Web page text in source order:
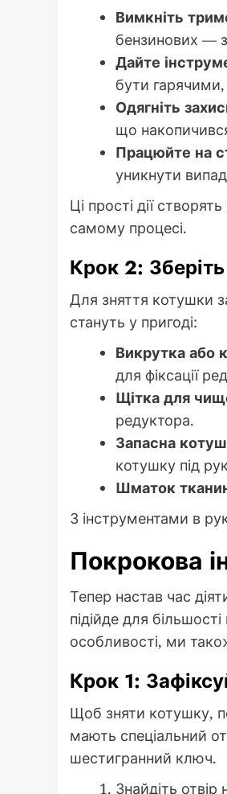
Вимкніть
бензинових —
Дайте
бути
Одягніть
що
Працюйте на
уникнути
Ці прості дії
самому процесі.
Крок 2: Зберіть
Для зняття котушки
стануть у пригоді:
Викрутка або
для фіксації
Щітка для
редуктора.
Запасна
котушку під
Шматок
З інструментами в
Покрокова
Тепер настав час
підійде для
особливості, ми
Крок 1:
Щоб зняти котушку,
мають спеціальний
шестигранний ключ.
Знайдіть